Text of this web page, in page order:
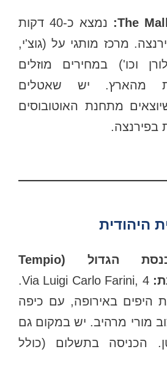
נמצא כ-40 דקות
מרכז מותגי על (גוצ'י,
וכו') במחירים מוזלים
מהארץ. יש שאטלים
מתחנת האוטובוסים
בית הכנסת הגדול (Tempio
Via Luigi Carlo Farini, 4.
באירופה, עם כיפה
מורי מרהיב. יש במקום גם
הכניסה בתשלום (כולל